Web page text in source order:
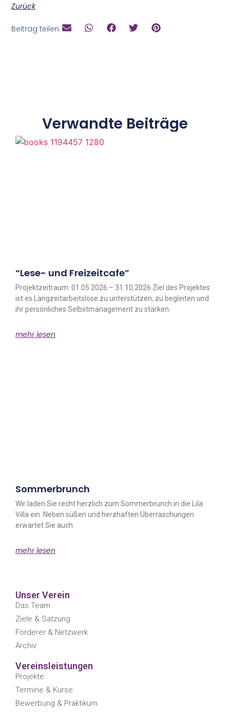
Zurück
Beitrag teilen:
Verwandte Beiträge
“Lese- und Freizeitcafe”
Projektzeitraum: 01.05.2026 – 31.10.2026 Ziel des Projektes
ist es Langzeitarbeitslose zu unterstützen, zu begleiten und
ihr persönliches Selbstmanagement zu stärken.
mehr lesen
Sommerbrunch
Wir laden Sie recht herzlich zum Sommerbrunch in die Lila
Villa ein. Neben süßen und herzhaften Überraschungen
erwartet Sie auch
mehr lesen
Unser Verein
Das Team
Ziele & Satzung
Förderer & Netzwerk
Archiv
Vereinsleistungen
Projekte
Termine & Kurse
Bewerbung & Praktikum